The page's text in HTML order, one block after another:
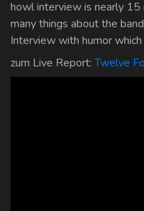
howl interview is nearly
many things about the
Interview with humor which
zum Live Report:Twelve